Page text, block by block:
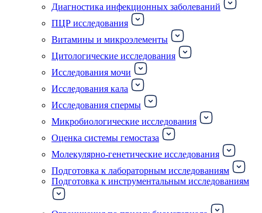
Диагностика инфекционных заболеваний
ПЦР исследования
Витамины и микроэлементы
Цитологические исследования
Исследования мочи
Исследования кала
Исследования спермы
Микробиологические исследования
Оценка системы гемостаза
Молекулярно-генетические исследования
Подготовка к лабораторным исследованиям
Подготовка к инструментальным исследованиям